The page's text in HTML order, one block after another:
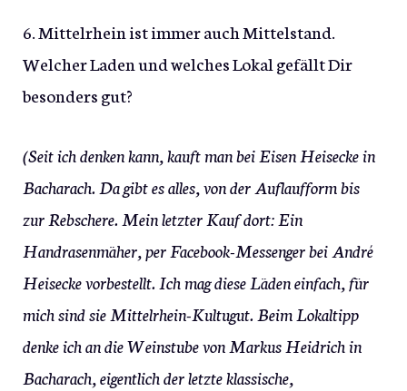
6. Mittelrhein ist immer auch Mittelstand.
Welcher Laden und welches Lokal gefällt Dir
besonders gut?
(Seit ich denken kann, kauft man bei Eisen Heisecke in
Bacharach. Da gibt es alles, von der Auflaufform bis
zur Rebschere. Mein letzter Kauf dort: Ein
Handrasenmäher, per Facebook-Messenger bei André
Heisecke vorbestellt. Ich mag diese Läden einfach, für
mich sind sie Mittelrhein-Kultugut. Beim Lokaltipp
denke ich an die Weinstube von Markus Heidrich in
Bacharach, eigentlich der letzte klassische,